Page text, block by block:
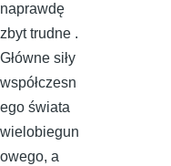
naprawdę
zbyt trudne .
Główne siły
współczesn
ego świata
wielobiegun
owego, a